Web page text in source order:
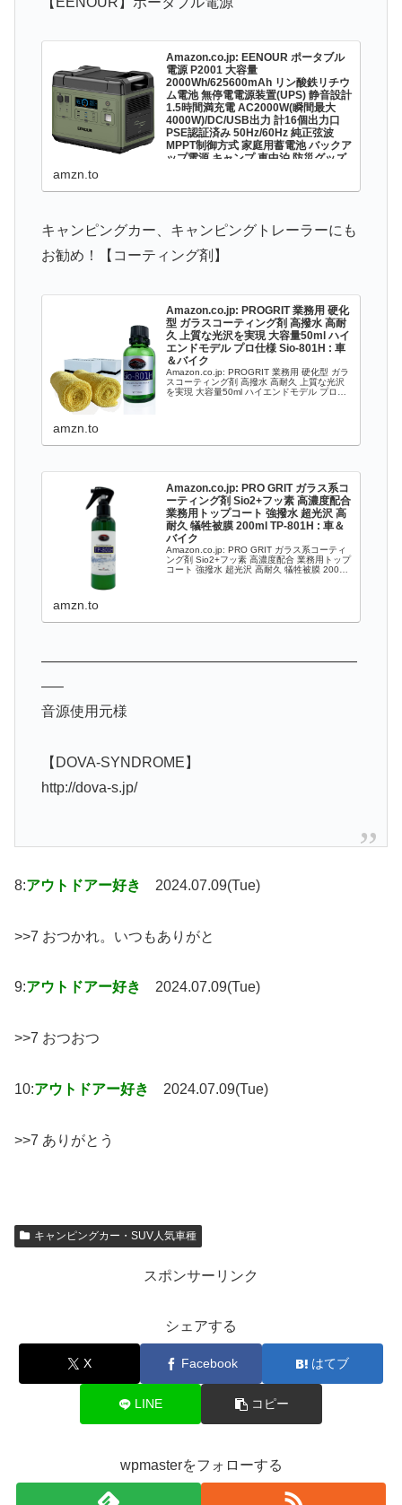
Amazon.co.jp: EENOUR ポータブル
電源 P2001 大容量
2000Wh/625600mAh リン酸鉄リチウ
ム電池 無停電電源装置(UPS) 静音設計
1.5時間満充電 AC2000W(瞬間最大
4000W)/DC/USB出力 計16個出力口
PSE認証済み 50Hz/60Hz 純正弦波
MPPT制御方式 家庭用蓄電池 バックア
ップ電源 キャンプ 車中泊 防災グッズ
P2001 大容量 2000Wh/625600mAh リン酸
amzn.to
キャンピングカー、キャンピングトレーラーにも
お勧め！【コーティング剤】
Amazon.co.jp: PROGRIT 業務用 硬化
型 ガラスコーティング剤 高撥水 高耐
久 上質な光沢を実現 大容量50ml ハイ
エンドモデル プロ仕様 Sio-801H : 車
＆バイク
Amazon.co.jp: PROGRIT 業務用 硬化型 ガラ
スコーティング剤 高撥水 高耐久 上質な光沢
を実現 大容量50ml ハイエンドモデル プロ仕
amzn.to
Amazon.co.jp: PRO GRIT ガラス系コ
ーティング剤 Sio2+フッ素 高濃度配合
業務用トップコート 強撥水 超光沢 高
耐久 犠牲被膜 200ml TP-801H : 車＆
バイク
Amazon.co.jp: PRO GRIT ガラス系コーティ
ング剤 Sio2+フッ素 高濃度配合 業務用トップ
コート 強撥水 超光沢 高耐久 犠牲被膜 200ml
amzn.to
——————————————————————
—–
音源使用元様
【DOVA-SYNDROME】
http://dova-s.jp/
8:アウトドアー好き 2024.07.09(Tue)
>>7 おつかれ。いつもありがと
9:アウトドアー好き 2024.07.09(Tue)
>>7 おつおつ
10:アウトドアー好き 2024.07.09(Tue)
>>7 ありがとう
キャンピングカー・SUV人気車種
スポンサーリンク
シェアする
X Facebook はてブ
LINE コピー
wpmasterをフォローする